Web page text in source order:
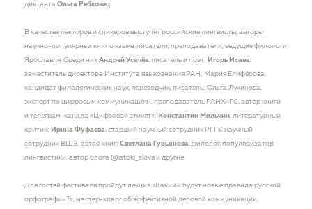
диктантаОльга Ребковец.
В качестве лекторов и спикеров выступят российские лингвисты, авторы
научно-популярных книг о языке, писатели, преподаватели, ведущие филологи
Ярославля. Среди нихАндрей Усачёв, писатель и поэт; Игорь Исаев,
заместитель директора Института языкознания РАН; Мария Елифёрова,
кандидат филологических наук, переводчик, писатель; Ольга Лукинова,
эксперт по цифровым коммуникациям, преподаватель РАНХиГС, автор книги
и телеграм-канала «Цифровой этикет»; Константин Мильчин, литературный
критик; Ирина Фуфаева, старший научный сотрудник РГГУ, научный
сотрудник ВШЭ, автор книг; Светлана Гурьянова, филолог, популяризатор
лингвистики, автор блога @istoki_slova и другие.
Для гостей фестиваля пройдут лекция «Какими будут новые правила русской
орфографии?», мастер-класс об эффективной деловой коммуникации,